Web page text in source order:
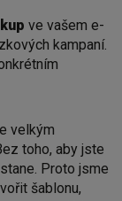
ve vašem e-
kampaní.
velkým
toho, aby jste
Proto jsme
šablonu,